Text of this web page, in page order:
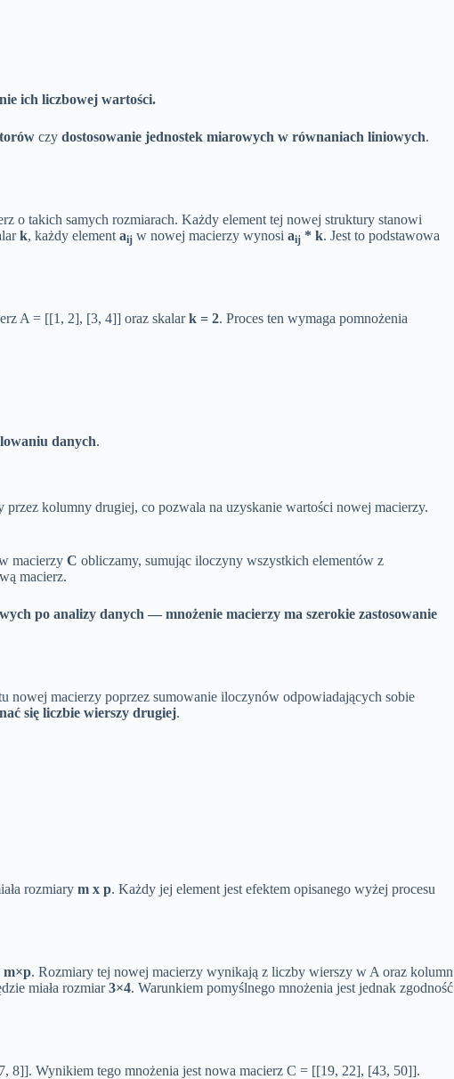
ich liczbowej wartości.
czy dostosowanie jednostek miarowych w równaniach liniowych.
o takich samych rozmiarach. Każdy element tej nowej struktury stanowi
k, każdy element aij w nowej macierzy wynosi aij * k. Jest to podstawowa
A = [[1, 2], [3, 4]] oraz skalark = 2. Proces ten wymaga pomnożenia
danych.
kolumny drugiej, co pozwala na uzyskanie wartości nowej macierzy.
macierzy C obliczamy, sumując iloczyny wszystkich elementów z
macierz.
po analizy danych — mnożenie macierzy ma szerokie zastosowanie
nowej macierzy poprzez sumowanie iloczynów odpowiadających sobie
się liczbie wierszy drugiej.
rozmiary m x p. Każdy jej element jest efektem opisanego wyżej procesu
m×p. Rozmiary tej nowej macierzy wynikają z liczby wierszy w A oraz kolumn
miała rozmiar3×4. Warunkiem pomyślnego mnożenia jest jednak zgodność
Wynikiem tego mnożenia jest nowa macierz C = [[19, 22], [43, 50]].